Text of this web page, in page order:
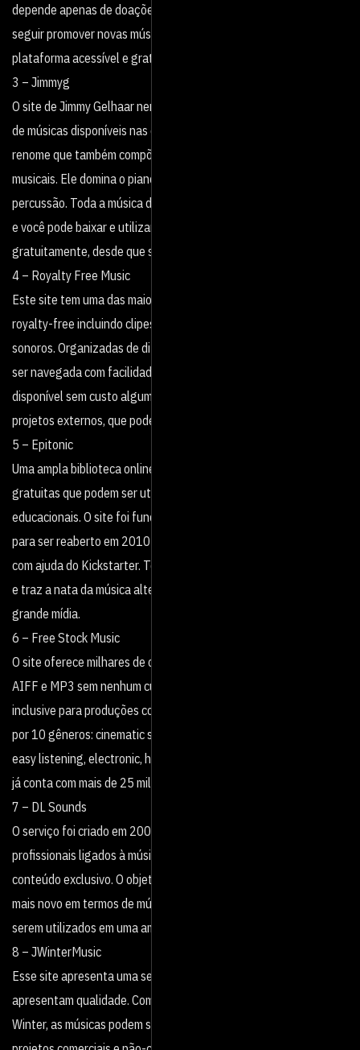
depende apenas de doações da comunidade de usuários para
seguir promover novas músicas de novos artistas em uma
plataforma acessível e gratuita.
3 – Jimmyg
O site de Jimmy Gelhaar nem de longe tem a mesma quantidade
de músicas disponíveis nas outras sugestões. Ele é um escritor de
renome que também compõe em uma ampla variedade de estilos
musicais. Ele domina o piano, guitarra e instrumentos de
percussão. Toda a música disponível no seu site foi criada por ele
e você pode baixar e utilizar em seu projeto pessoal
gratuitamente, desde que seja sem fins lucrativos.
4 – Royalty Free Music
Este site tem uma das maiores seleções online de músicas
royalty-free incluindo clipes de música, loops, batidas e efeitos
sonoros. Organizadas de diferentes maneiras, sua coleção pode
ser navegada com facilidade e boa parte do catálogo está
disponível sem custo algum. Há regras para o licenciamento em
projetos externos, que podem ser acessadas aqui.
5 – Epitonic
Uma ampla biblioteca online para baixar músicas completamente
gratuitas que podem ser utilizadas em projetos pessoais ou
educacionais. O site foi fundado em 1999 e fechou em 2004,
para ser reaberto em 2010 por um de seus fundadores originais
com ajuda do Kickstarter. Todo o conteúdo é curado previamente
e traz a nata da música alternativa ainda não descoberta pela
grande mídia.
6 – Free Stock Music
O site oferece milhares de opções de músicas em formato WAV,
AIFF e MP3 sem nenhum custo ou limitação de licenciamento,
inclusive para produções comerciais. O conteúdo está organizado
por 10 gêneros: cinematic scores, classical, corporate, country,
easy listening, electronic, hip-hop, international, pop e rock. O site
já conta com mais de 25 mil usuários registrados.
7 – DL Sounds
O serviço foi criado em 2009, é mantido por músicos e
profissionais ligados à música da Holanda e trabalha apenas com
conteúdo exclusivo. O objetivo deles é trazer sempre o que há de
mais novo em termos de músicas, loops, batidas e samples para
serem utilizados em uma ampla gama de projetos.
8 – JWinterMusic
Esse site apresenta uma seleção menor de faixas, mas todas
apresentam qualidade. Compostas e executadas por Jeremy
Winter, as músicas podem ser usadas sem custo algum em